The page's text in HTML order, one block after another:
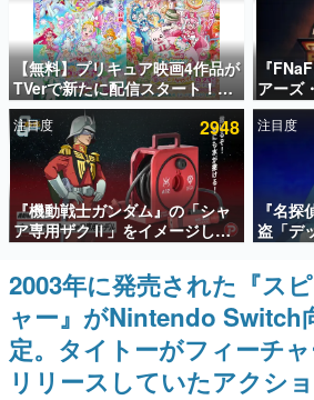
電ファミのいま読まれている記事ランキ
アプリセール情報
インタビュー
連載・特集一覧
殿堂入り記事
SNS拡散数が数千以上！ ペー
ど。多くの人々に読まれた、電
事をまとめました。
ゲームの企画書
名作ゲームクリエイターの方々
聞きし、ヒットする企画（ゲー
赫本
この物語を解いてはいけない。
【無料】プリキュア映画4作品が
TVerで新たに配信スタート！な
んと2018年～2024年の映画ほぼ
すべてが見放題に、ぶっちゃけ
ありえないラインナップ
『
アーズ
リカの
Dream
事だ
没入
注目度 2948
『機動戦士ガンダム』の「シャ
ア専用ザクⅡ」をイメージした
散水ホースリールが予約開始。
本体にはシャアのパーソナルマ
ークやジオン公国軍のエンブレ
ム、型式番号などを配置
注目度
『名
盗「デ
キャス
明。『
界生活
シスマ
2003年に発売された『ス
ャー』がNintendo Switch
定。タイトーがフィーチ
リリースしていたアクシ